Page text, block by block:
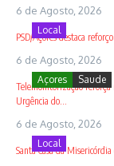
6 de Agosto, 2026
Local
PSD/Açores destaca
6 de Agosto, 2026
Açores Saude
Telemonitorização reforça
Urgência do...
6 de Agosto, 2026
Local
Santa Casa da